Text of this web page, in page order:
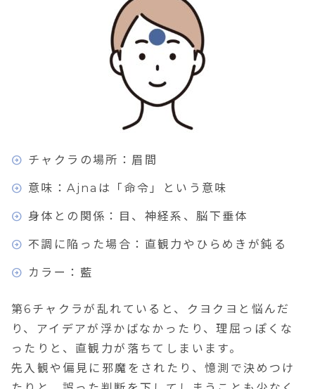
チャクラの場所：眉間
意味：Ajnaは「命令」という意味
身体との関係：目、神経系、脳下垂体
不調に陥った場合：直観力やひらめきが鈍る
カラー：藍
第6チャクラが乱れていると、クヨクヨと悩んだ
り、アイデアが浮かばなかったり、理屈っぽくな
ったりと、直観力が落ちてしまいます。
先入観や偏見に邪魔をされたり、憶測で決めつけ